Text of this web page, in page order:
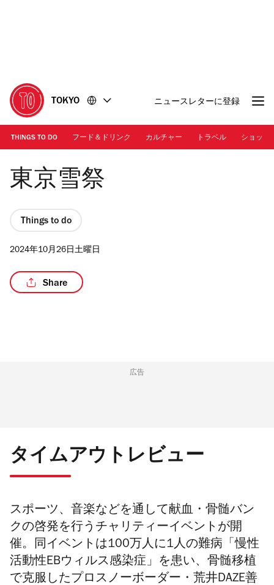
に
移
動
移
動
TOKYO ニュースレターに登録
THINGS TO DO フード＆ドリンク カルチャー トラベル ショッピ
Photo: Tokyo Snow Festival
東京雪祭
Things to do
2024年10月26日土曜日
Share
広告
タイムアウトレビュー
スポーツ、音楽などを通して献血・骨髄バン
クの啓発を行うチャリティーイベントが開
催。同イベントは100万人に1人の難病「慢性
活動性EBウィルス感染症」を患い、骨髄移植
で克服したプロスノーボーダー・荒井DAZE善